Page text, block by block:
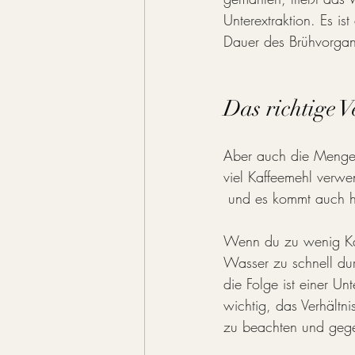
Unterextraktion. Es
Dauer des
Das richtige
Aber auch die
viel Kaffeemehl
und es kommt auch
Wenn du zu wenig
Wasser zu schnell
die Folge ist einer
wichtig, das
zu beachten und